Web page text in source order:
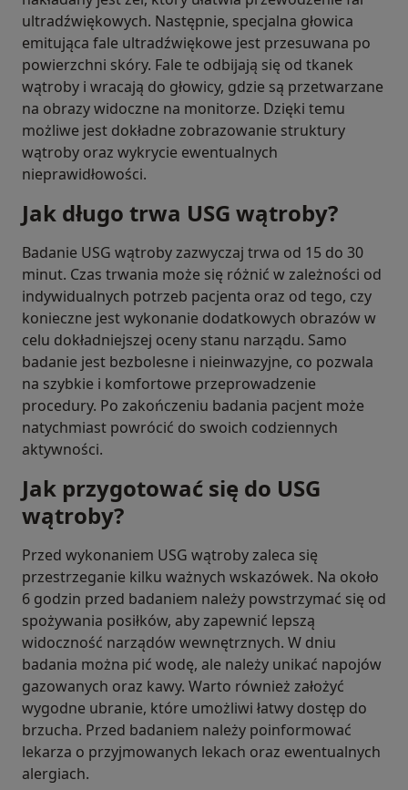
ultradźwiękowych. Następnie, specjalna głowica
emitująca fale ultradźwiękowe jest przesuwana po
powierzchni skóry. Fale te odbijają się od tkanek
wątroby i wracają do głowicy, gdzie są przetwarzane
na obrazy widoczne na monitorze. Dzięki temu
możliwe jest dokładne zobrazowanie struktury
wątroby oraz wykrycie ewentualnych
nieprawidłowości.
Jak długo trwa USG wątroby?
Badanie USG wątroby zazwyczaj trwa od 15 do 30
minut. Czas trwania może się różnić w zależności od
indywidualnych potrzeb pacjenta oraz od tego, czy
konieczne jest wykonanie dodatkowych obrazów w
celu dokładniejszej oceny stanu narządu. Samo
badanie jest bezbolesne i nieinwazyjne, co pozwala
na szybkie i komfortowe przeprowadzenie
procedury. Po zakończeniu badania pacjent może
natychmiast powrócić do swoich codziennych
aktywności.
Jak przygotować się do USG
wątroby?
Przed wykonaniem USG wątroby zaleca się
przestrzeganie kilku ważnych wskazówek. Na około
6 godzin przed badaniem należy powstrzymać się od
spożywania posiłków, aby zapewnić lepszą
widoczność narządów wewnętrznych. W dniu
badania można pić wodę, ale należy unikać napojów
gazowanych oraz kawy. Warto również założyć
wygodne ubranie, które umożliwi łatwy dostęp do
brzucha. Przed badaniem należy poinformować
lekarza o przyjmowanych lekach oraz ewentualnych
alergiach.